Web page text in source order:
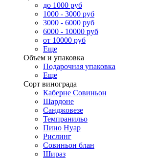
до 1000 руб
1000 - 3000 руб
3000 - 6000 руб
6000 - 10000 руб
от 10000 руб
Еще
Объем и упаковка
Подарочная упаковка
Еще
Сорт винограда
Каберне Совиньон
Шардоне
Санджовезе
Темпранильо
Пино Нуар
Рислинг
Совиньон блан
Шираз